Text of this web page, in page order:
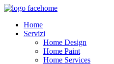
Home
Servizi
Home Design
Home Paint
Home Services